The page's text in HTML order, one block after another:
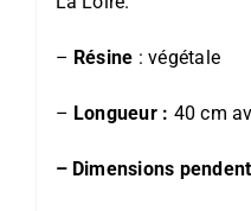
– Résine : végétale
– Longueur : 40 cm
– Dimensions